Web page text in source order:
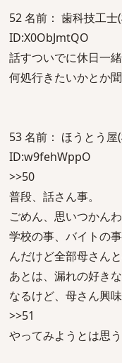
52 名前： 歯科技工
ID:X0ObJmtQO
話すついでに休日一
何処行きたいかとか
53 名前： ほうとう
ID:w9fehWppO
>>50
普段、話さん事。
ごめん、思いつかんわ
学校の事、バイトの
んだけど全部母さん
あとは、漏れの好き
なるけど、母さん興味
>>51
やってみようとは思